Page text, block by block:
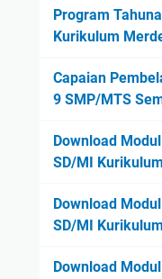
Program
Kurikulum
Capaian
9 SMP/MTS
Download
SD/MI
Download
SD/MI
Download